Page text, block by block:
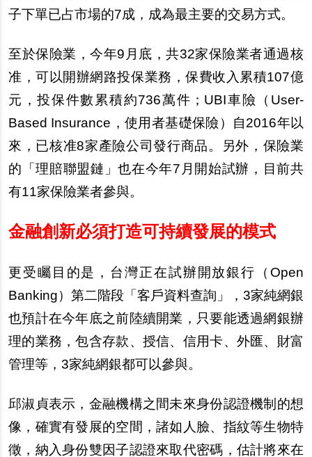
子下單已占市場的7成，成為最主要的交易方式。
至於保險業，今年9月底，共32家保險業者通過核
准，可以開辦網路投保業務，保費收入累積107億
元，投保件數累積約736萬件；UBI車險（User-
Based Insurance，使用者基礎保險）自2016年以
來，已核准8家產險公司發行商品。 另外，保險業
的「理賠聯盟鏈」也在今年7月開始試辦 ，目前共
有11家保險業者參與。
金融創新必須打造可持續發展的模式
更受矚目的是，台灣正在試辦開放銀行（Open
Banking）第二階段「客戶資料查詢」，3家純網銀
也預計在今年底之前陸續開業，只要能透過網銀辦
理的業務，包含存款、授信、信用卡、外匯、財富
管理等，3家純網銀都可以參與。
邱淑貞表示，金融機構之間未來身份認證機制的想
像，確實有發展的空間，諸如人臉、指紋等生物特
徵 ，納入身份雙因子認證來取代密碼，估計將來在